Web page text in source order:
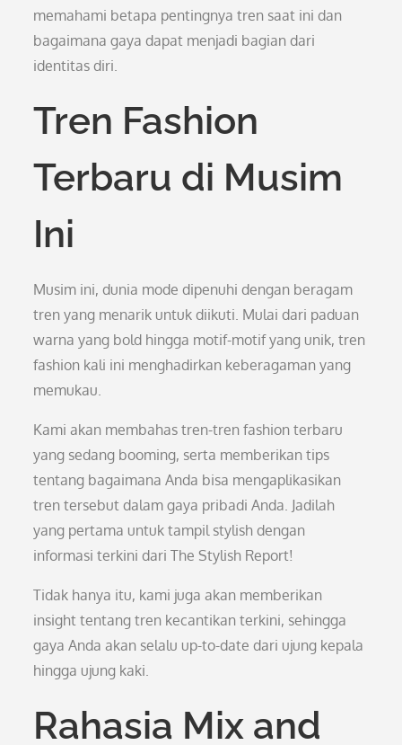
memahami betapa pentingnya tren saat ini dan
bagaimana gaya dapat menjadi bagian dari
identitas diri.
Tren Fashion
Terbaru di Musim
Ini
Musim ini, dunia mode dipenuhi dengan beragam
tren yang menarik untuk diikuti. Mulai dari paduan
warna yang bold hingga motif-motif yang unik, tren
fashion kali ini menghadirkan keberagaman yang
memukau.
Kami akan membahas tren-tren fashion terbaru
yang sedang booming, serta memberikan tips
tentang bagaimana Anda bisa mengaplikasikan
tren tersebut dalam gaya pribadi Anda. Jadilah
yang pertama untuk tampil stylish dengan
informasi terkini dari The Stylish Report!
Tidak hanya itu, kami juga akan memberikan
insight tentang tren kecantikan terkini, sehingga
gaya Anda akan selalu up-to-date dari ujung kepala
hingga ujung kaki.
Rahasia Mix and